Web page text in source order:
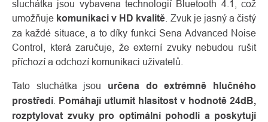
sluchátka jsou vybavena technologií Bluetooth 4.1, což
umožňuje komunikaci v HD kvalitě . Zvuk je jasný a čistý
za každé situace, a to díky funkci Sena Advanced Noise
Control, která zaručuje, že externí zvuky nebudou rušit
příchozí a odchozí komunikaci uživatelů.
Tato sluchátka jsou určena do extrémně hlučného
prostředí Pomáhají utlumit hlasitost v hodnotě 24dB,
rozptylovat zvuky pro optimální pohodlí a poskytují